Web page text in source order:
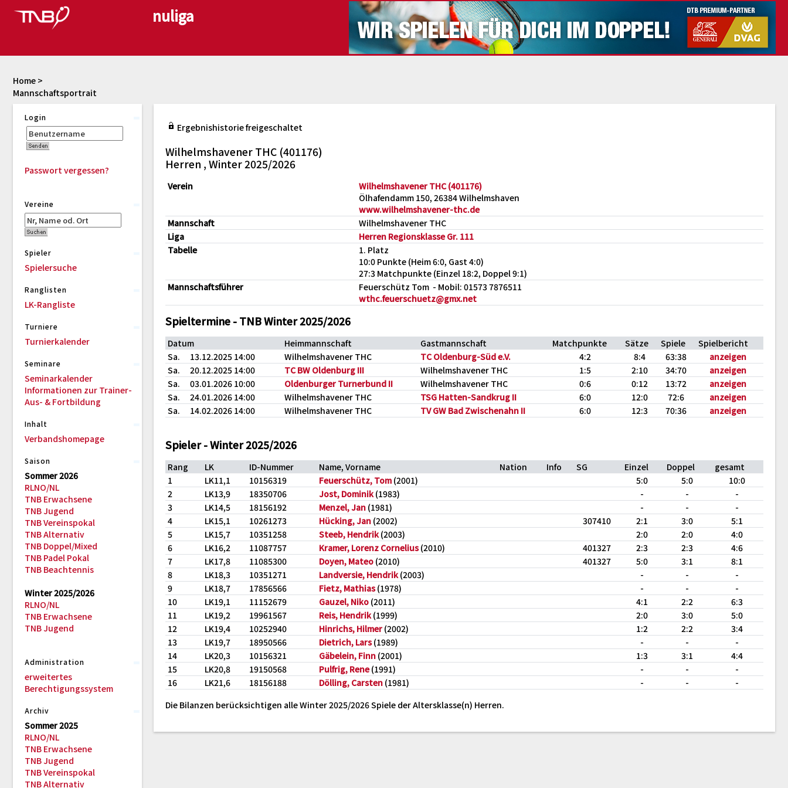
Mannschaftsportrait
Home >
Login
Passwort vergessen?
Vereine
Spieler
Spielersuche
Ranglisten
LK-Rangliste
Turniere
Turnierkalender
Seminare
Seminarkalender
Informationen zur Trainer-
Aus- & Fortbildung
Inhalt
Verbandshomepage
Saison
Sommer 2026
RLNO/NL
TNB Erwachsene
TNB Jugend
TNB Vereinspokal
TNB Alternativ
TNB Doppel/Mixed
TNB Padel Pokal
TNB Beachtennis
Winter 2025/2026
RLNO/NL
TNB Erwachsene
TNB Jugend
Administration
erweitertes
Berechtigungssystem
Archiv
Sommer 2025
RLNO/NL
TNB Erwachsene
TNB Jugend
TNB Vereinspokal
TNB Alternativ
Ergebnishistorie freigeschaltet
Wilhelmshavener THC (401176)
Herren , Winter 2025/2026
Verein
Wilhelmshavener THC (401176)
Ölhafendamm 150, 26384 Wilhelmshaven
www.wilhelmshavener-thc.de
Mannschaft
Wilhelmshavener THC
Liga
Herren Regionsklasse Gr. 111
Tabelle
1. Platz
10:0 Punkte (Heim 6:0, Gast 4:0)
27:3 Matchpunkte (Einzel 18:2, Doppel 9:1)
Mannschaftsführer
Feuerschütz Tom - Mobil: 01573 7876511
wthc.feuerschuetz@gmx.net
Spieltermine - TNB Winter 2025/2026
Datum Heimmannschaft Gastmannschaft Matchpunkte Sätze Spiele
Spielbericht
Sa.
13.12.2025 14:00 Wilhelmshavener THC TC Oldenburg-Süd e.V. 4:2 8:4 63:38
anzeigen
Sa.
20.12.2025 14:00 TC BW Oldenburg III Wilhelmshavener THC 1:5 2:10 34:70
anzeigen
Sa.
03.01.2026 10:00 Oldenburger Turnerbund II Wilhelmshavener THC 0:6 0:12 13:72
anzeigen
Sa.
24.01.2026 14:00 Wilhelmshavener THC TSG Hatten-Sandkrug II 6:0 12:0 72:6
anzeigen
Sa.
14.02.2026 14:00 Wilhelmshavener THC TV GW Bad Zwischenahn II 6:0 12:3 70:36 anzeigen
Spieler - Winter 2025/2026
Rang LK ID-Nummer Name, Vorname Nation Info SG Einzel Doppel
gesamt
1
LK11,1 10156319 Feuerschütz, Tom (2001) 5:0 5:0
10:0
2
LK13,9 18350706 Jost, Dominik(1983) - -
-
3
LK14,5 18156192 Menzel, Jan (1981) - -
-
4
LK15,1 10261273 Hücking, Jan (2002) 307410 2:1 3:0
5:1
5
LK15,7 10351258 Steeb, Hendrik(2003) 2:0 2:0
4:0
6
LK16,2 11087757 Kramer, Lorenz Cornelius(2010) 401327 2:3 2:3
4:6
7
LK17,8 11085300 Doyen, Mateo (2010) 401327 5:0 3:1
8:1
8
LK18,3 10351271 Landversie, Hendrik(2003) - -
-
9
LK18,7 17856566 Fietz, Mathias(1978) - -
-
10
LK19,1 11152679 Gauzel, Niko (2011) 4:1 2:2
6:3
11
LK19,2 19961567 Reis, Hendrik(1999) 2:0 3:0
5:0
12
LK19,4 10252940 Hinrichs, Hilmer (2002) 1:2 2:2
3:4
13
LK19,7 18950566 Dietrich, Lars(1989) - -
-
14
LK20,3 10156321 Gäbelein, Finn (2001) 1:3 3:1
4:4
15
LK20,8 19150568 Pulfrig, Rene(1991) - -
-
16
LK21,6 18156188 Dölling, Carsten (1981) - -
-
Die Bilanzen berücksichtigen alle Winter 2025/2026 Spiele der Altersklasse(n) Herren.